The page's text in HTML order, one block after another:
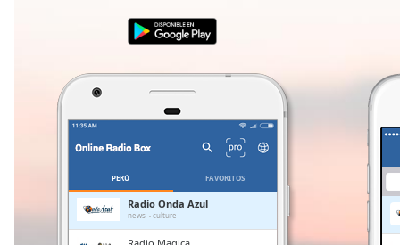
Remaining
PERÚ FAVORITOS
Radio Onda Azul
news culture
Radio Magica